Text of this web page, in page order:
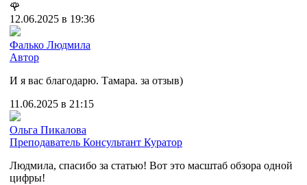
🌹
12.06.2025 в 19:36
Фалько Людмила
Автор
И я вас благодарю. Тамара. за отзыв)
11.06.2025 в 21:15
Ольга Пикалова
Преподаватель Консультант Куратор
Людмила, спасибо за статью! Вот это масштаб обзора одной
цифры!